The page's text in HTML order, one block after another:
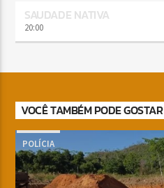
SAUDADE NATIVA
20:00
VOCÊ TAMBÉM PODE GOSTAR
POLÍCIA